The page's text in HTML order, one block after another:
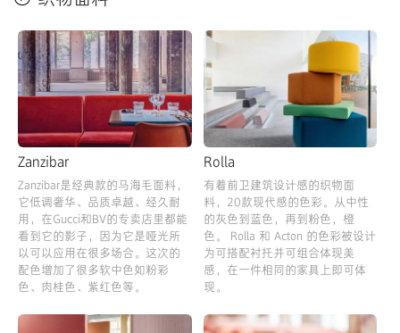
Zanzibar
Zanzibar是经典款的马海毛面料，
它低调奢华、品质卓越、经久耐
用，在Gucci和BV的专卖店里都能
看到它的影子，因为它是哑光所
以可以应用在很多场合。这次的
配色增加了很多软中色如粉彩
色、肉桂色、紫红色等。
Rolla
有着前卫建筑设计感的织物面
料，20款现代感的色彩。从中性
的灰色到蓝色，再到粉色，橙
色。 Rolla 和 Acton 的色彩被设计
为可搭配衬托并可组合体现美
感，在一件相同的家具上即可体
现。